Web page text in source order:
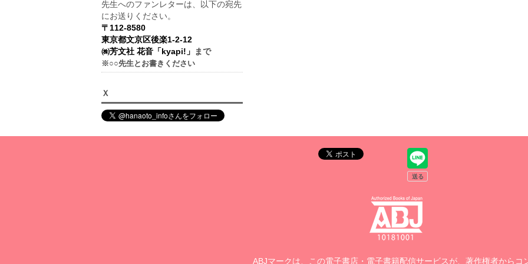
先生へのファンレターは、以下の宛先
にお送りください。
〒112-8580
東京都文京区後楽1-2-12
㈱芳文社 花音「kyapi!」
まで
※○○先生とお書きください
Ｘ
ABJマークは、この電子書店・電子書籍配信サービスが、著作権者からコ